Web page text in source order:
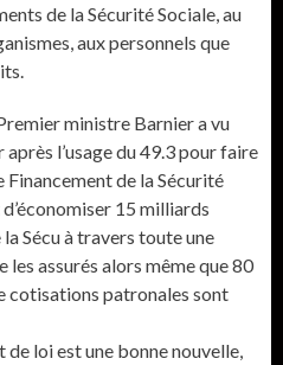
de la Sécurité Sociale, au
aux personnels que
ministre Barnier a vu
l’usage du 49.3 pour faire
Financement de la Sécurité
15 milliards
Sécu à travers toute une
assurés alors même que 80
cotisations patronales sont
de loi est une bonne nouvelle,